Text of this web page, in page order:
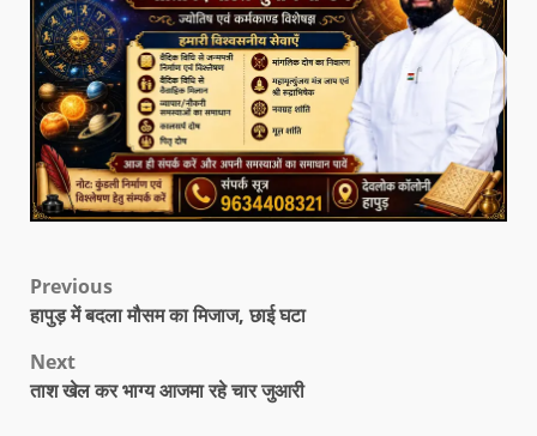
Previous
हापुड़ में बदला मौसम का मिजाज, छाई घटा
Next
ताश खेल कर भाग्य आजमा रहे चार जुआरी